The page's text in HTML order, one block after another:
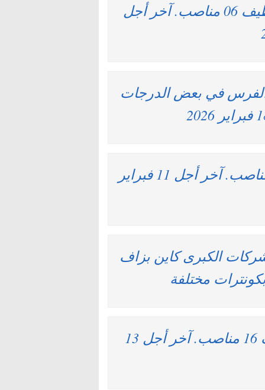
مجموعة التهيئة العمران : مباريات لتوظيف 06 مناصب. آخر أجل
الفرس في بعض الدرجات
وزارة الداخلية : مباريات لتوظيف 363 مناصب. آخر أجل 11 فبراير
الكبرى كاين بزاف
مختلفة
وزارة التجهيز والماء : مباريات لتوظيف 16 مناصب. آخر أجل 13